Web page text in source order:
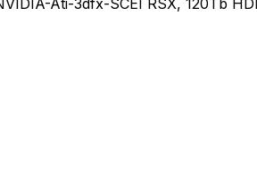
Ati-3dfx-SCEI RSX, 120Tb